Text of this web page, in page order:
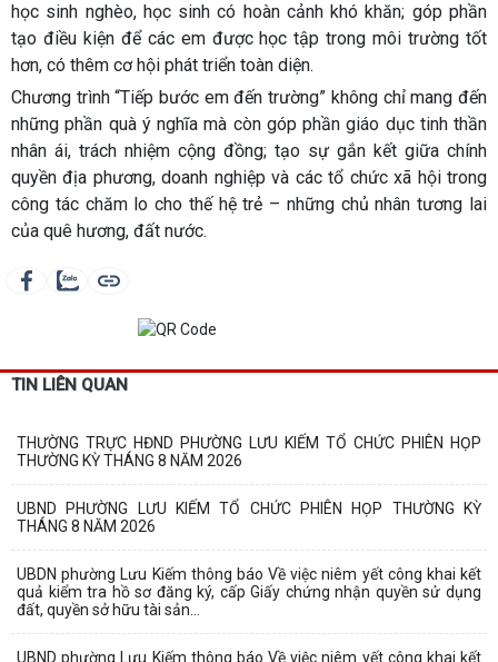
học sinh nghèo, học sinh có hoàn cảnh khó khăn; góp phần
tạo điều kiện để các em được học tập trong môi trường tốt
hơn, có thêm cơ hội phát triển toàn diện.
Chương trình “Tiếp bước em đến trường” không chỉ mang đến
những phần quà ý nghĩa mà còn góp phần giáo dục tinh thần
nhân ái, trách nhiệm cộng đồng; tạo sự gắn kết giữa chính
quyền địa phương, doanh nghiệp và các tổ chức xã hội trong
công tác chăm lo cho thế hệ trẻ – những chủ nhân tương lai
của quê hương, đất nước.
TIN LIÊN QUAN
THƯỜNG TRỰC HĐND PHƯỜNG LƯU KIẾM TỔ CHỨC PHIÊN HỌP
THƯỜNG KỲ THÁNG 8 NĂM 2026
UBND PHƯỜNG LƯU KIẾM TỔ CHỨC PHIÊN HỌP THƯỜNG KỲ
THÁNG 8 NĂM 2026
UBDN phường Lưu Kiếm thông báo Về việc niêm yết công khai kết
quả kiểm tra hồ sơ đăng ký, cấp Giấy chứng nhận quyền sử dụng
đất, quyền sở hữu tài sản...
UBND phường Lưu Kiếm thông báo Về việc niêm yết công khai kết